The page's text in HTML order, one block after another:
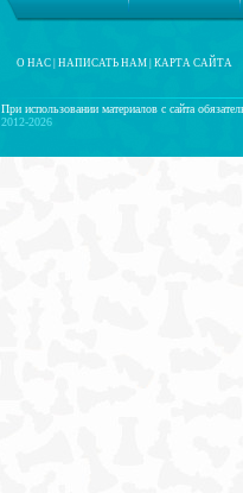
При использовании материалов с сайта
2012-2026
О НАС НАПИСАТЬ НАМ КАРТА САЙТА